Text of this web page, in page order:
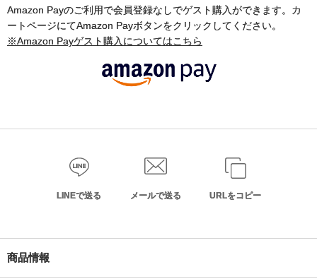
Amazon Payのご利用で会員登録なしでゲスト購入ができます。カ
ートページにてAmazon Payボタンをクリックしてください。
※Amazon Payゲスト購入についてはこちら
LINEで送る メールで送る URLをコピー
商品情報